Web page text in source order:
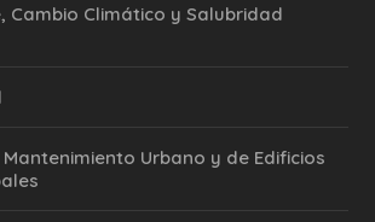
Cambio Climático y Salubridad
Urbano y de Edificios